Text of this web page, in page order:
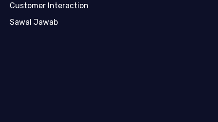
Customer Interaction
Sawal Jawab